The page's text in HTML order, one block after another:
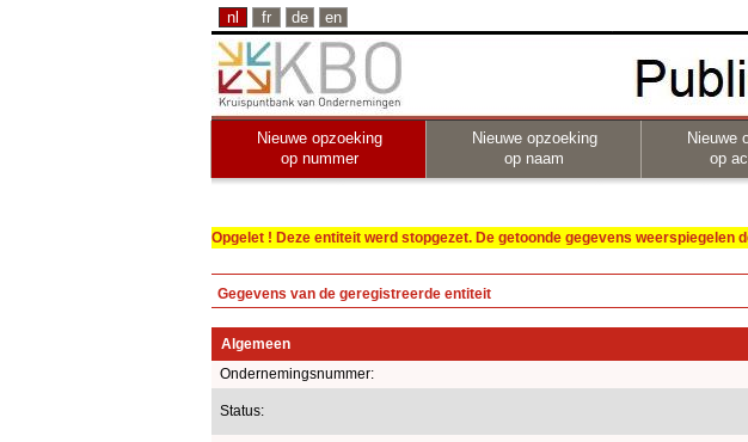
nl fr de en
Nieuwe opzoeking
op nummer
Nieuwe opzoeking
op naam
Nieuwe
op
Opgelet ! Deze entiteit werd stopgezet. De getoonde gegevens
Gegevens van de geregistreerde entiteit
Algemeen
Ondernemingsnummer:
Status: